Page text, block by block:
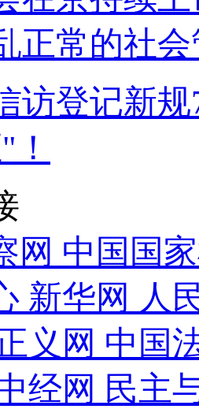
正常的社
访登记新
网 中国国
新华网 人
义网 中国
经网 民主